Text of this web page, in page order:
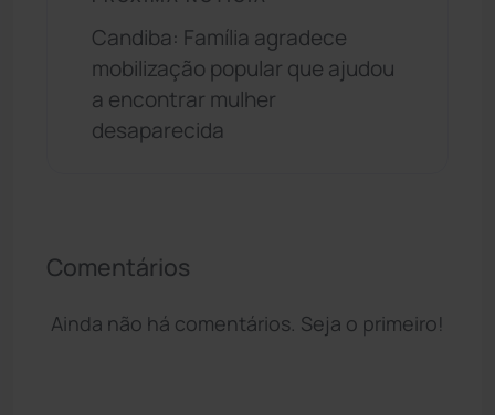
Candiba: Família agradece
mobilização popular que ajudou
a encontrar mulher
desaparecida
Comentários
Ainda não há comentários. Seja o primeiro!